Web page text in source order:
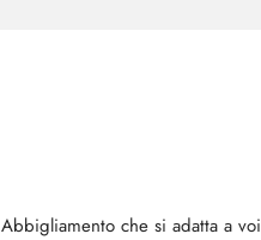
Abbigliamento che si adatta a voi